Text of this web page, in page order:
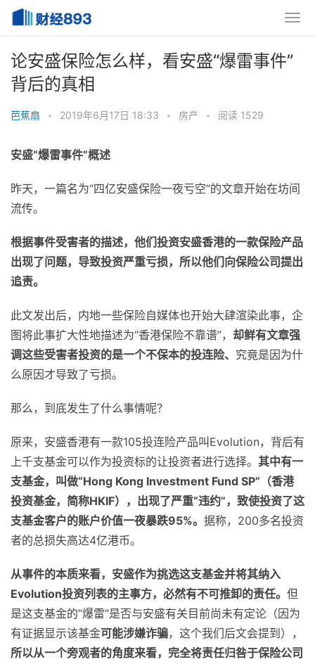
论安盛保险怎么样，看安盛“爆雷事件”
背后的真相
芭蕉扇 • 2019年6月17日 18:33 • 房产 • 阅读 1529
安盛“爆雷事件”概述
昨天，一篇名为“四亿安盛保险一夜亏空”的文章开始在坊间
流传。
根据事件受害者的描述，他们投资安盛香港的一款保险产品
出现了问题，导致投资严重亏损，所以他们向保险公司提出
追责。
此文发出后，内地一些保险自媒体也开始大肆渲染此事，企
图将此事扩大性地描述为“香港保险不靠谱”， 却鲜有文章强
调这些受害者投资的是一个不保本的投连险、 究竟是因为什
么原因才导致了亏损。
那么，到底发生了什么事情呢？
原来，安盛香港有一款105投连险产品叫Evolution，背后有
上千支基金可以作为投资标的让投资者进行选择。 其中有一
支基金，叫做“Hong Kong Investment Fund SP”（香港
投资基金，简称HKIF），出现了严重“违约”，致使投资了这
支基金客户的账户价值一夜暴跌95%。 据称，200多名投资
者的总损失高达4亿港币。
从事件的本质来看，安盛作为挑选这支基金并将其纳入
Evolution投资列表的主事方，必然有不可推卸的责任。 但
是这支基金的“爆雷”是否与安盛有关目前尚未有定论（因为
有证据显示该基金可能涉嫌诈骗，这个我们后文会提到），
所以从一个旁观者的角度来看，完全将责任归咎于保险公司